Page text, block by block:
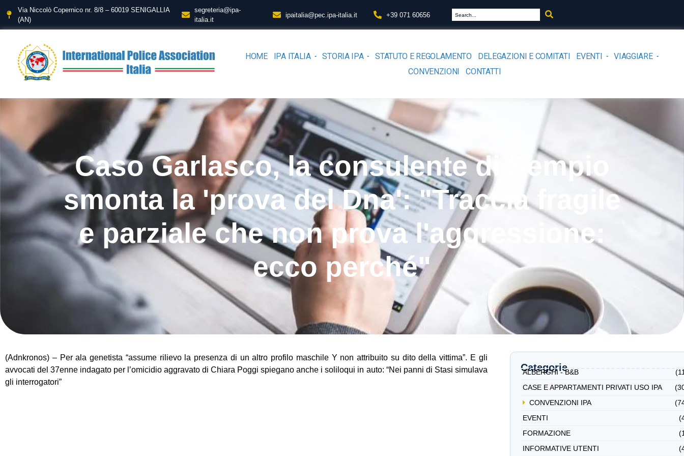
Via Niccolò Copernico nr. 8/8 – 60019 SENIGALLIA
(AN)
segreteria@ipa-
italia.it
ipaitalia@pec.ipa-italia.it +39 071 60656
HOME IPA ITALIA STORIA IPA STATUTO E REGOLAMENTO DELEGAZIONI E COMITATI EVENTI
VIAGGIARE
CONVENZIONI
CONTATTI
Caso Garlasco, la consulente di Sempio
smonta la 'prova del Dna': "Traccia fragile
e parziale che non prova l'aggressione:
ecco perché"
(Adnkronos) – Per ala genetista “assume rilievo la presenza di un altro profilo maschile Y non attribuito su dito della vittima”. E gli
avvocati del 37enne indagato per l’omicidio aggravato di Chiara Poggi spiegano anche i soliloqui in auto: “Nei panni di Stasi simulava
gli interrogatori”
Categorie
ALBERGHI - B&B
CASE E APPARTAMENTI PRIVATI USO IPA
CONVENZIONI IPA
EVENTI
FORMAZIONE
INFORMATIVE UTENTI